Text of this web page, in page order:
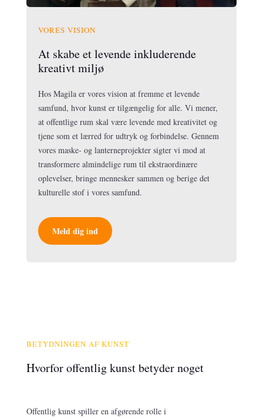
VORES VISION
At skabe et levende inkluderende
kreativt miljø
Hos Magila er vores vision at fremme et levende
samfund, hvor kunst er tilgængelig for alle. Vi mener,
at offentlige rum skal være levende med kreativitet og
tjene som et lærred for udtryk og forbindelse. Gennem
vores maske- og lanterneprojekter sigter vi mod at
transformere almindelige rum til ekstraordinære
oplevelser, bringe mennesker sammen og berige det
kulturelle stof i vores samfund.
Meld dig ind
BETYDNINGEN AF KUNST
Hvorfor offentlig kunst betyder noget
Offentlig kunst spiller en afgørende rolle i